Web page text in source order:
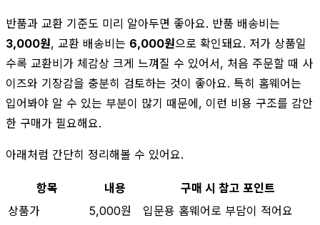
반품과 교환 기준도 미리 알아두면 좋아요. 반품 배송비는
3,000원, 교환 배송비는 6,000원으로 확인돼요. 저가 상품일
수록 교환비가 체감상 크게 느껴질 수 있어서, 처음 주문할 때 사
이즈와 기장감을 충분히 검토하는 것이 좋아요. 특히 홈웨어는
입어봐야 알 수 있는 부분이 많기 때문에, 이런 비용 구조를 감안
한 구매가 필요해요.
아래처럼 간단히 정리해볼 수 있어요.
항목 내용
구매 시 참고 포인트
상품가
5,000원 입문용 홈웨어로 부담이 적어요